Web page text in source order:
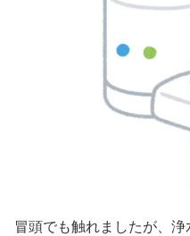
冒頭でも触れましたが、